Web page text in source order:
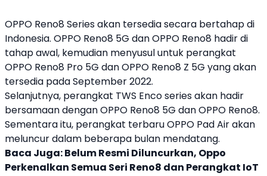
OPPO Reno8 Series akan tersedia secara bertahap di
Indonesia. OPPO Reno8 5G danOPPO Reno8 hadir di
tahap awal, kemudian menyusul untuk perangkat
OPPO Reno8 Pro 5G danOPPO Reno8 Z 5G yang akan
tersedia pada September 2022.
Selanjutnya, perangkat TWS Enco series akan hadir
bersamaan denganOPPO Reno8 5G danOPPO Reno8.
Sementara itu, perangkat terbaruOPPO Pad Air akan
meluncur dalam beberapa bulan mendatang.
Baca Juga:Belum Resmi Diluncurkan, Oppo
Perkenalkan Semua Seri Reno8 dan Perangkat IoT